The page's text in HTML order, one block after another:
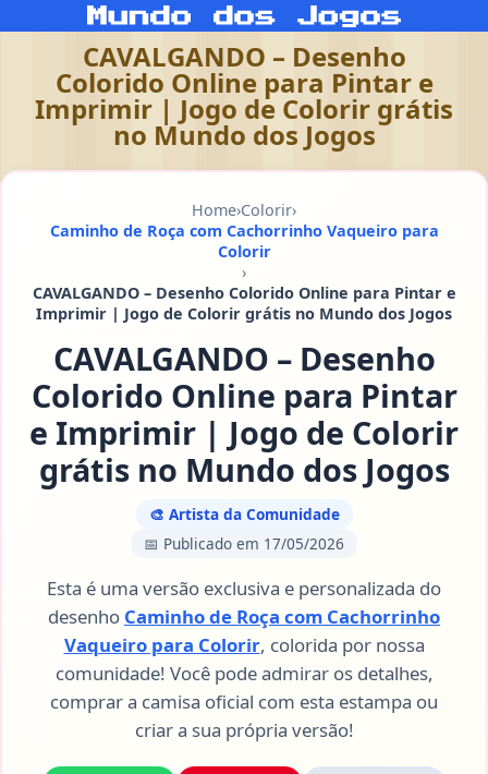
CAVALGANDO – Desenho
Colorido Online para Pintar e
Imprimir | Jogo de Colorir grátis
no Mundo dos Jogos
Home›Colorir›
Caminho de Roça com Cachorrinho Vaqueiro para
Colorir
›
CAVALGANDO – Desenho Colorido Online para Pintar e
Imprimir | Jogo de Colorir grátis no Mundo dos Jogos
CAVALGANDO – Desenho
Colorido Online para Pintar
e Imprimir | Jogo de Colorir
grátis no Mundo dos Jogos
🎨 Artista da Comunidade
📅 Publicado em 17/05/2026
Esta é uma versão exclusiva e personalizada do
desenho Caminho de Roça com Cachorrinho
Vaqueiro para Colorir, colorida por nossa
comunidade! Você pode admirar os detalhes,
comprar a camisa oficial com esta estampa ou
criar a sua própria versão!